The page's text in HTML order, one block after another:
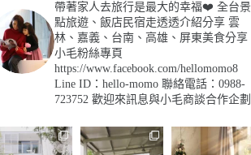
帶著家人去旅行是最大的幸福❤️ 全台景
點旅遊、飯店民宿走透透介紹分享 雲
林、嘉義、台南、高雄、屏東美食分享
小毛粉絲專頁
https://www.facebook.com/hellomomo8
Line ID：hello-momo聯絡電話：0988-
723752歡迎來訊息與小毛商談合作企劃